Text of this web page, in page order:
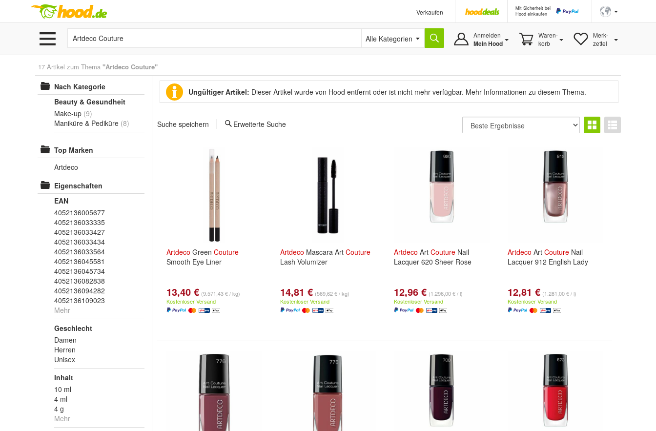
Verkaufen
Mit Sicherheit bei
Hood einkaufen
Alle Kategorien Anmelden
Mein Hood
Waren-
korb
Merk-
zettel
17 Artikel zum Thema "Artdeco Couture"
Nach Kategorie
Beauty & Gesundheit
Make-up (9)
Maniküre & Pediküre (8)
Top Marken
Artdeco
Eigenschaften
EAN
4052136005677
4052136033335
4052136033427
4052136033434
4052136033564
4052136045581
4052136045734
4052136082838
4052136094282
4052136109023
Mehr
Geschlecht
Damen
Herren
Unisex
Inhalt
10 ml
4 ml
4 g
Mehr
Ungültiger Artikel: Dieser Artikel wurde von Hood entfernt oder ist nicht mehr verfügbar. Mehr Informationen zu diesem Thema.
Suche speichern Erweiterte Suche
Artdeco Green Couture
Smooth Eye Liner
13,40 € (9.571,43 € / kg)
Kostenloser Versand
Artdeco Mascara Art Couture
Lash Volumizer
14,81 € (569,62 € / kg)
Kostenloser Versand
Artdeco Art Couture Nail
Lacquer 620 Sheer Rose
12,96 € (1.296,00 € / l)
Kostenloser Versand
Artdeco Art Couture Nail
Lacquer 912 English Lady
12,81 € (1.281,00 € / l)
Kostenloser Versand